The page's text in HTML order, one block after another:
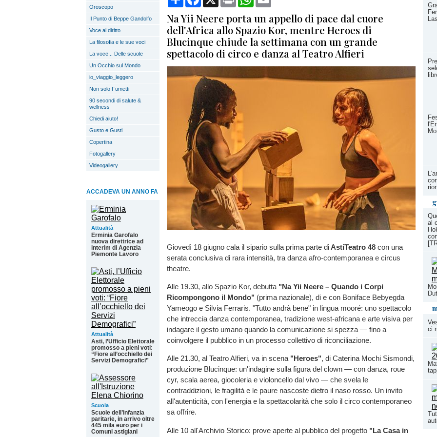
al
ci
Oroscopo
Il Punto di Beppe Gandolfo
Voce al diritto
La filosofia e le sue voci
La voce... Delle scuole
Un Occhio sul Mondo
io_viaggio_leggero
Non solo Fumetti
90 secondi di salute &
wellness
Chiedi aiuto!
Gusto e Gusti
Copertina
Fotogallery
Videogallery
ACCADEVA UN ANNO FA
Attualità
Erminia Garofalo
nuova direttrice ad
interim di Agenzia
Piemonte Lavoro
Attualità
Asti, l’Ufficio Elettorale
promosso a pieni voti:
“Fiore all’occhiello dei
Servizi Demografici”
Scuola
Scuole dell’infanzia
paritarie, in arrivo oltre
445 mila euro per i
Comuni astigiani
Na Yii Neere porta un appello di pace dal cuore
dell'Africa allo Spazio Kor, mentre Heroes di
Blucinque chiude la settimana con un grande
spettacolo di circo e danza al Teatro Alfieri
Giovedì 18 giugno cala il sipario sulla prima parte diAstiTeatro 48 con una
serata conclusiva di rara intensità, tra danza afro-contemporanea e circus
theatre.
Alle 19.30, allo Spazio Kor, debutta "Na Yii Neere – Quando i Corpi
Ricompongono il Mondo" (prima nazionale), di e con Boniface Bebyegda
Yameogo e Silvia Ferraris. "Tutto andrà bene" in lingua mooré: uno spettacolo
che intreccia danza contemporanea, tradizione west-africana e arte visiva per
indagare il gesto umano quando la comunicazione si spezza — fino a
coinvolgere il pubblico in un processo collettivo di riconciliazione.
Alle 21.30, al Teatro Alfieri, va in scena "Heroes", di Caterina Mochi Sismondi,
produzione Blucinque: un'indagine sulla figura del clown — con danza, roue
cyr, scala aerea, giocoleria e violoncello dal vivo — che svela le
contraddizioni, le fragilità e le paure nascoste dietro il naso rosso. Un invito
all'autenticità, con l'energia e la spettacolarità che solo il circo contemporaneo
sa offrire.
Alle 10 all'Archivio Storico: prove aperte al pubblico del progetto "La Casa in